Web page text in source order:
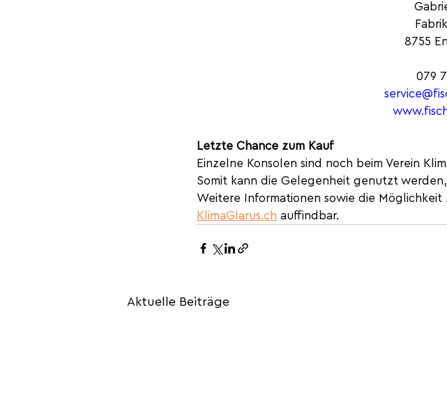
8755
079
Letzte Chance zum Kauf
Einzelne Konsolen sind noch beim Verein
Somit kann die Gelegenheit genutzt
Weitere Informationen sowie die
KlimaGlarus.ch auffindbar.
Aktuelle Beiträge